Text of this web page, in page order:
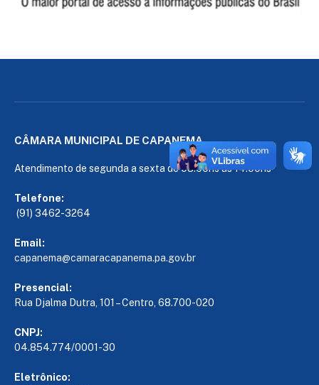
CÂMARA MUNICIPAL DE CAPANEMA
Atendimento de segunda a sexta de 08:00hs às 14:00hs
Telefone:
(91) 3462-3264
Email:
capanema@camaracapanema.pa.gov.br
Presencial:
Rua Djalma Dutra, 101 – Centro, 68.700-020
CNPJ:
04.854.774/0001-30
Eletrônico: